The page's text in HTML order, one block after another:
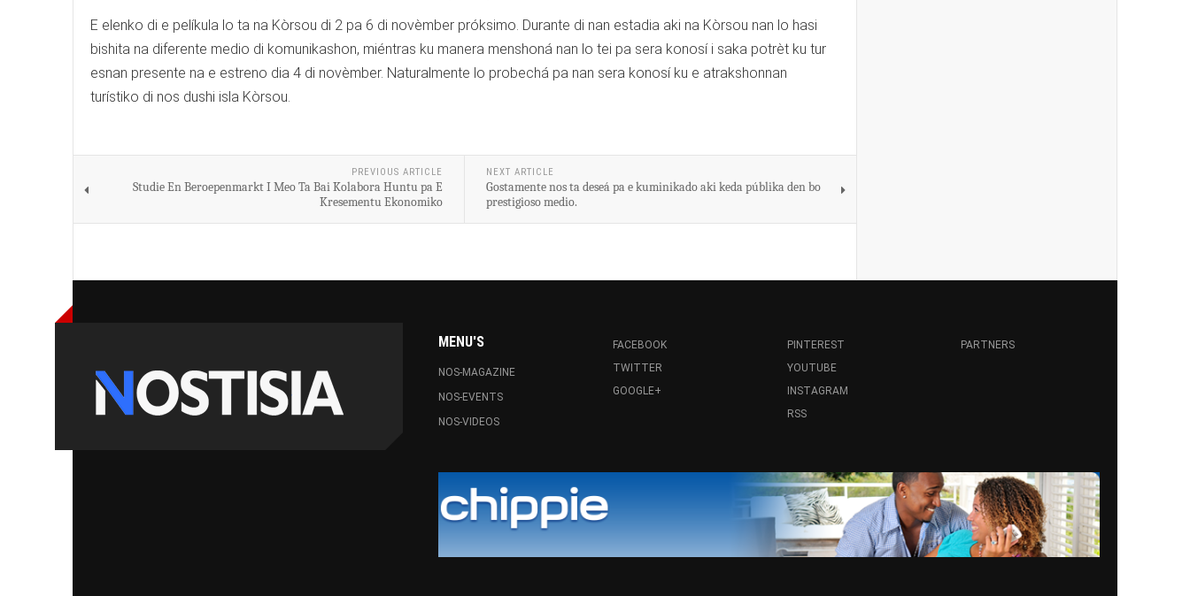
E elenko di e pelíkula lo ta na Kòrsou di 2 pa 6 di novèmber próksimo. Durante di nan estadia aki na Kòrsou nan lo hasi
bishita na diferente medio di komunikashon, miéntras ku manera menshoná nan lo tei pa sera konosí i saka potrèt ku tur
esnan presente na e estreno dia 4 di novèmber. Naturalmente lo probechá pa nan sera konosí ku e atrakshonnan
turístiko di nos dushi isla Kòrsou.
PREVIOUS ARTICLE
Studie En Beroepenmarkt I Meo Ta Bai Kolabora Huntu pa E
Kresementu Ekonomiko
NEXT ARTICLE
Gostamente nos ta deseá pa e kuminikado aki keda públika den bo
prestigioso medio.
MENU'S
NOS-MAGAZINE
NOS-EVENTS
NOS-VIDEOS
FACEBOOK
TWITTER
GOOGLE+
PINTEREST
YOUTUBE
INSTAGRAM
RSS
PARTNERS